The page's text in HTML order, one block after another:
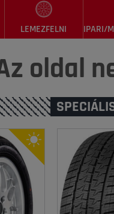
LEMEZFELNI IPARI/
oldal